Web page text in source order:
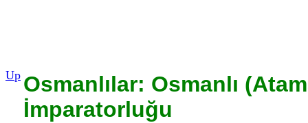
Up Osmanlılar: Osmanlı
İmparatorluğu